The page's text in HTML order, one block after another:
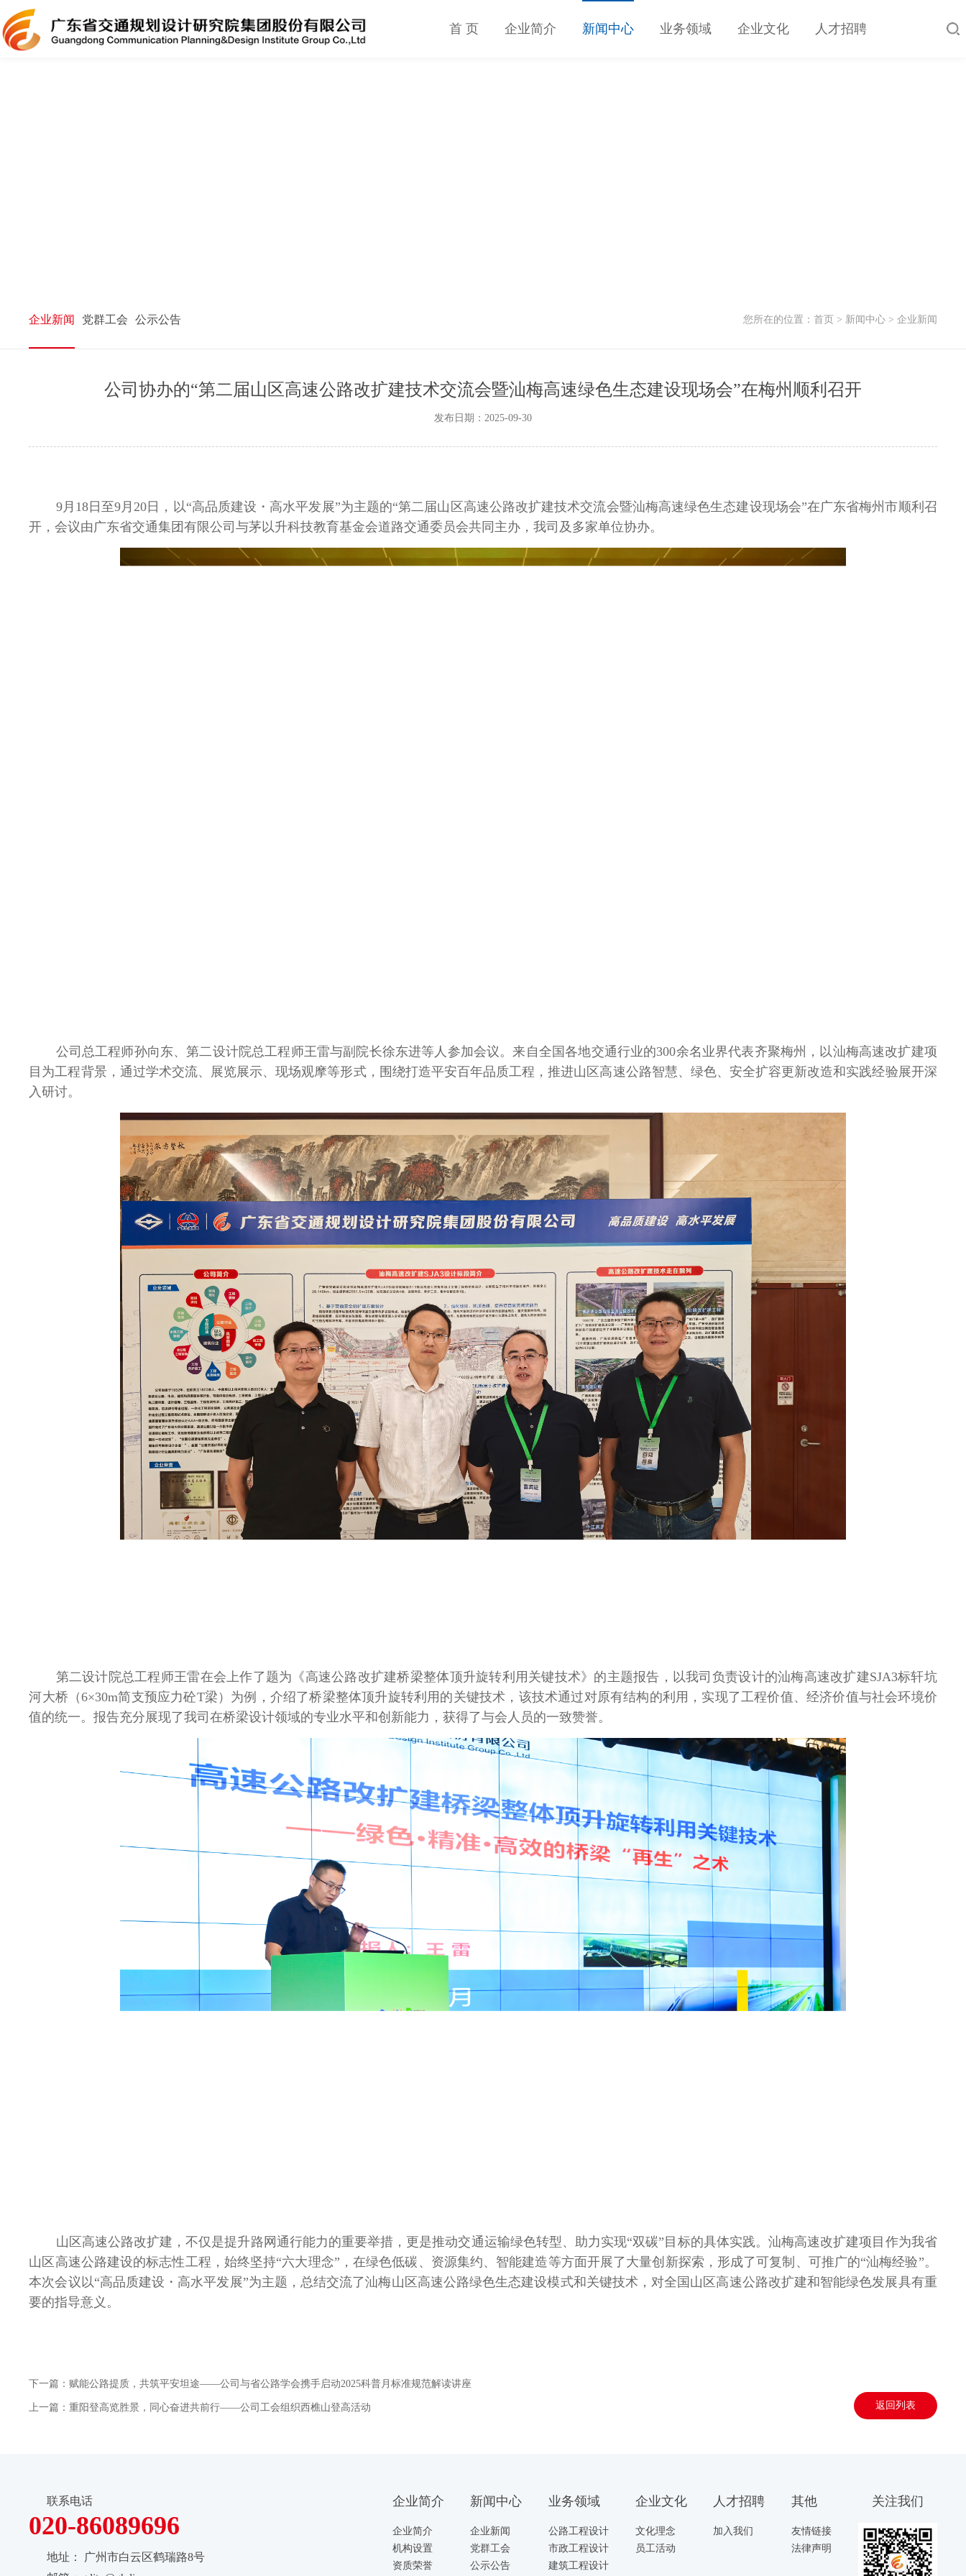
首 页 企业简介 新闻中心 业务领域 企业文化 人才招聘
您所在的位置： 首页 > 新闻中心> 企业新闻
企业新闻 党群工会 公示公告
公司协办的“第二届山区高速公路改扩建技术交流会暨汕梅高速绿色生态建设现场会”在梅州顺利召开
发布日期：2025-09-30
9月 18日至9月20 日，以“高品质建设・高水平发展”为主题的“第二届山区高速公路改扩建技术交流会暨汕梅高速绿色生态建设现场会”在广东省梅州市顺利召
开，会议由广东省交通集团有限公司与茅以升科技教育基金会道路交通委员会共同主办，我司及多家单位协办。
公司总工程师孙向东、第二设计院总工程师王雷与副院长徐东进等人参加会议。来自全国各地交通行业的300余名业界代表齐聚梅州，以汕梅高速改扩建项
目为工程背景，通过学术交流、展览展示、现场观摩等形式，围绕打造平安百年品质工程，推进山区高速公路智慧、绿色、安全扩容更新改造和实践经验展开深
入研讨。
第二设计院总工程师王雷在会上作了题为《高速公路改扩建桥梁整体顶升旋转利用关键技术》的主题报告，以我司负责设计的汕梅高速改扩建SJA3标轩坑
河大桥（6×30m简支预应力砼T梁）为例，介绍了桥梁整体顶升旋转利用的关键技术，该技术通过对原有结构的利用，实现了工程价值、经济价值与社会环境价
值的统一。报告充分展现了我司在桥梁设计领域的专业水平和创新能力，获得了与会人员的一致赞誉。
山区高速公路改扩建，不仅是提升路网通行能力的重要举措，更是推动交通运输绿色转型、助力实现“双碳”目标的具体实践。汕梅高速改扩建项目作为我省
山区高速公路建设的标志性工程，始终坚持“六大理念”，在绿色低碳、资源集约、智能建造等方面开展了大量创新探索，形成了可复制、可推广的“汕梅经验”。
本次会议以“高品质建设・高水平发展”为主题，总结交流了汕梅山区高速公路绿色生态建设模式和关键技术，对全国山区高速公路改扩建和智能绿色发展具有重
要的指导意义。
返回列表
下一篇：赋能公路提质，共筑平安坦途——公司与省公路学会携手启动2025科普月标准规范解读讲座
上一篇：重阳登高览胜景，同心奋进共前行——公司工会组织西樵山登高活动
联系电话
020-86089696
地址： 广州市白云区鹤瑞路8号
企业简介
企业简介
机构设置
资质荣誉
新闻中心
企业新闻
党群工会
公示公告
业务领域
公路工程设计
市政工程设计
建筑工程设计
企业文化
文化理念
员工活动
人才招聘
加入我们
其他
友情链接
法律声明
关注我们